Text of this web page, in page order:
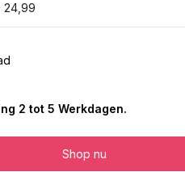
24,99
2 tot 5 Werkdagen.
Shop nu